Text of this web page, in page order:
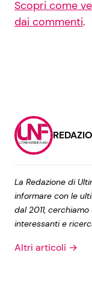
Scopri come
dai commenti.
La Redazione di
informare con le
dal 2011,
interessanti e
Altri articoli →